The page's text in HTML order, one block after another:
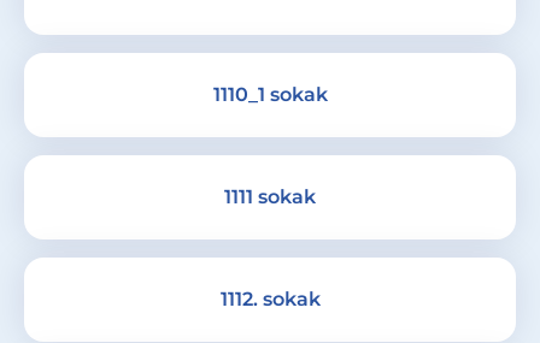
1110_1 sokak
1111 sokak
1112. sokak